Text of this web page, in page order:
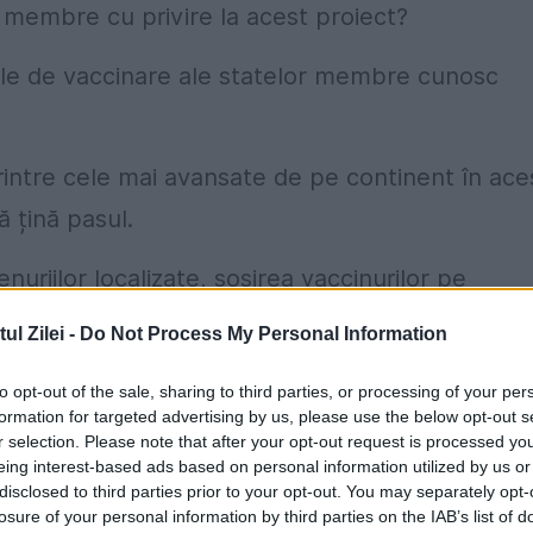
Zilei - Do Not Process My Personal Information
opt-out of the sale, sharing to third parties, or processing of your
for targeted advertising by us, please use the below opt-out
selection. Please note that after your opt-out request is processed
interest-based ads based on personal information utilized by us
to third parties prior to your opt-out. You may separately
of your personal information by third parties on the IAB’s list of
cu privire la acest proiect?
de vaccinare ale statelor membre cunosc
cele mai avansate de pe continent în
țină pasul.
localizate, sosirea vaccinurilor pe
a colective în următoarele luni.
cea a creării unui „ pașaport
european
cei 27, așa cum atestă diferitele discursuri
inițial de prim-ministrul grec Kyriákos